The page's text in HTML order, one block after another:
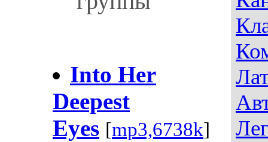
Into Her
Deepest
Eyes [mp3,6738k]